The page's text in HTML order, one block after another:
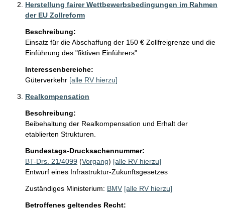
Herstellung fairer Wettbewerbsbedingungen im Rahmen
der EU Zollreform
Beschreibung:
Einsatz für die Abschaffung der 150 € Zollfreigrenze und die
Einführung des "fiktiven Einführers"
Interessenbereiche:
Güterverkehr [alle RV hierzu]
Realkompensation
Beschreibung:
Beibehaltung der Realkompensation und Erhalt der
etablierten Strukturen.
Bundestags-Drucksachennummer:
BT-Drs. 21/4099 (Vorgang) [alle RV hierzu]
Entwurf eines Infrastruktur-Zukunftsgesetzes
Zuständiges Ministerium: BMV [alle RV hierzu]
Betroffenes geltendes Recht: